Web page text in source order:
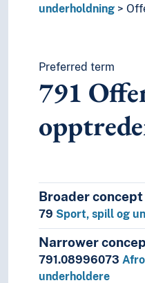
Språk
underholdning
Preferred term
791
Broader concept
79 Sport, spill og
Narrower
791.08996073
underholdere